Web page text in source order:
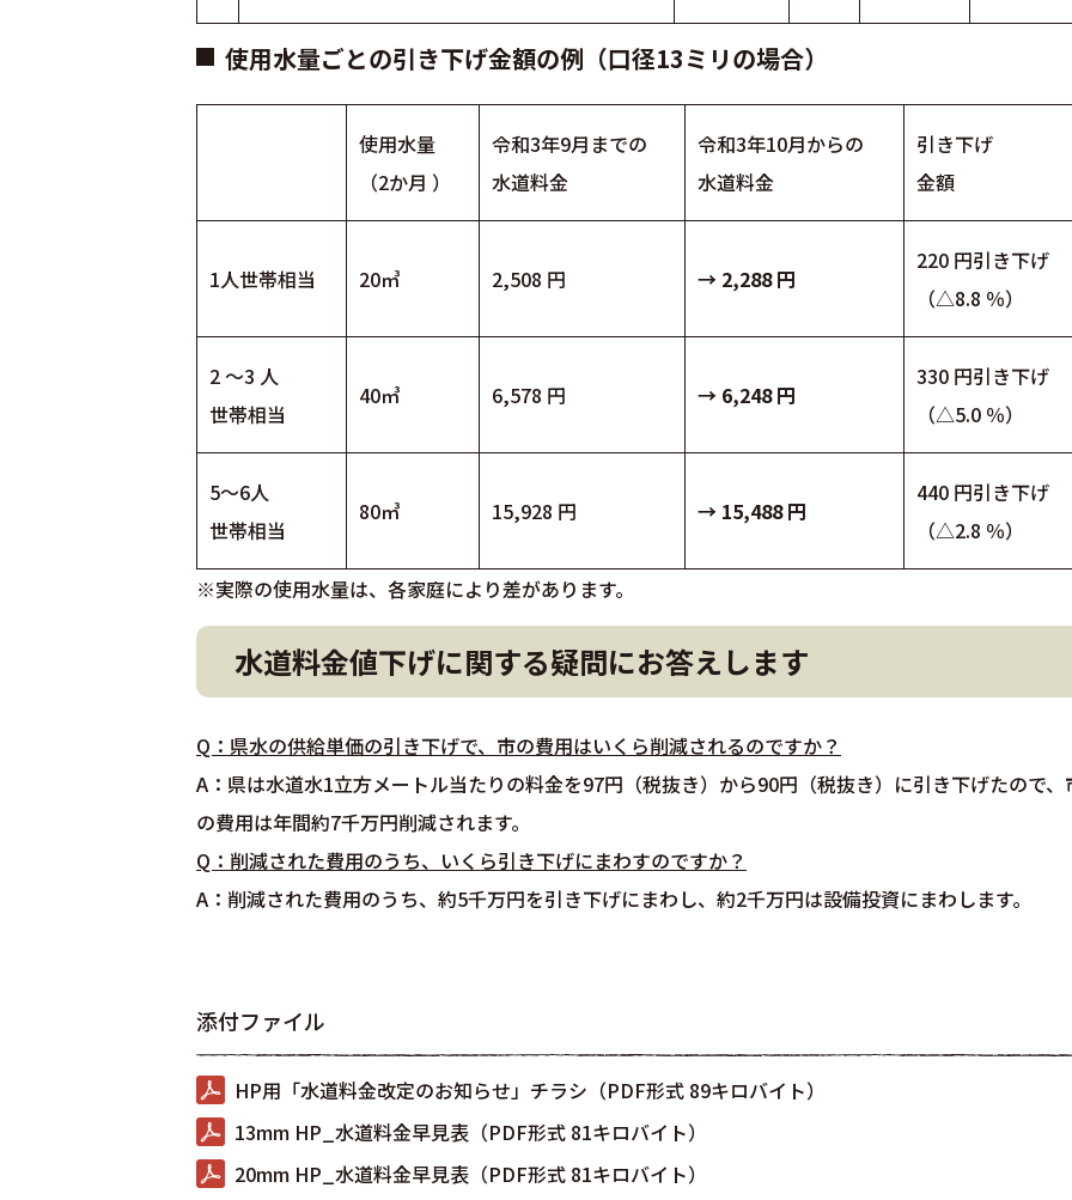
使用水量ごとの引き下げ金額の例（口径13ミリの場合）
使用水量
（2か月 ）
令和3年9月までの
水道料金
令和3年10月からの
水道料金
引き下げ
金額
1人世帯相当 20㎥ 2,508 円 → 2,288 円
220 円引き下げ
（△8.8 ％）
2 ～3 人
世帯相当
40㎥ 6,578 円 → 6,248 円
330 円引き下げ
（△5.0 ％）
5～6人
世帯相当
80㎥ 15,928 円 → 15,488 円
440 円引き下げ
（△2.8 ％）
※実際の使用水量は、各家庭により差があります。
水道料金値下げに関する疑問にお答えします
Q：県水の供給単価の引き下げで、市の費用はいくら削減されるのですか？
A：県は水道水1立方メートル当たりの料金を97円（税抜き）から90円（税抜き）に引き下げたので、
の費用は年間約7千万円削減されます。
Q：削減された費用のうち、いくら引き下げにまわすのですか？
A：削減された費用のうち、約5千万円を引き下げにまわし、約2千万円は設備投資にまわします。
添付ファイル
HP用「水道料金改定のお知らせ」チラシ（PDF形式 89キロバイト）
13mm HP_水道料金早見表（PDF形式 81キロバイト）
20mm HP_水道料金早見表（PDF形式 81キロバイト）